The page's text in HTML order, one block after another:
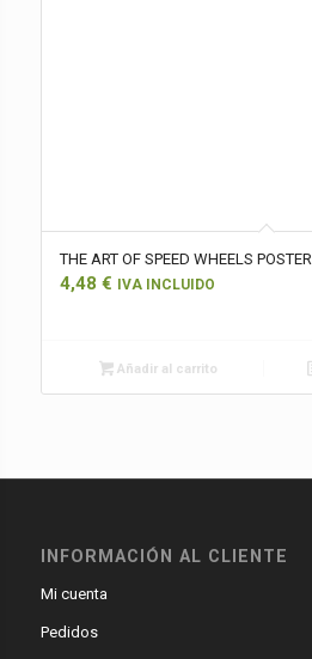
THE ART OF SPEED WHEELS POSTER
4,48 € IVA INCLUIDO
Añadir al carrito
INFORMACIÓN AL CLIENTE
Mi cuenta
Pedidos